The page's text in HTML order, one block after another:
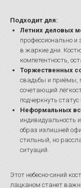
Подходит для:
Летних деловых
профессионально
в жаркие дни.
компетентность,
Торжественных
свадьбы и приёмы,
сочетающий
подчеркнуть
Неформальных
индивидуальность
образ излишней
стильный, но
ситуаций.
Этот небесно-синий
лацканом станет